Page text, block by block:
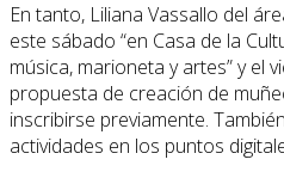
En tanto, Liliana Vassallo del
este sábado “en Casa de la
música, marioneta y artes” y el
propuesta de creación de
inscribirse previamente.
actividades en los puntos